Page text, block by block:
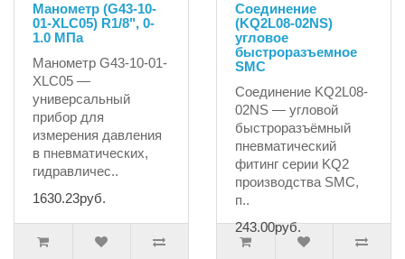
Манометр (G43-10-
01-XLC05) R1/8", 0-
1.0 MПа
Манометр G43-10-01-
XLC05 —
универсальный
прибор для
измерения давления
в пневматических,
гидравличес..
1630.23руб.
Соединение
(KQ2L08-02NS)
угловое
быстроразъемное
SMC
Соединение KQ2L08-
02NS — угловой
быстроразъёмный
пневматический
фитинг серии KQ2
производства SMC,
п..
243.00руб.